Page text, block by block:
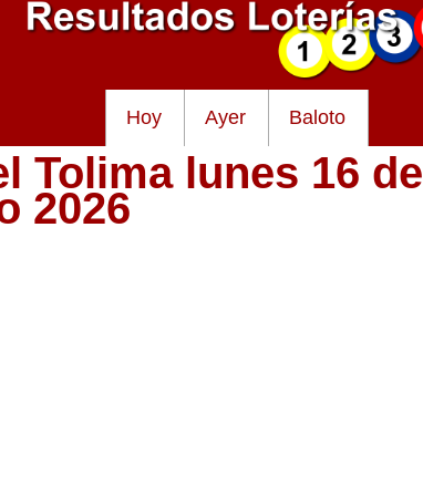
Hoy Ayer Baloto
Tolima lunes 16 de
2026